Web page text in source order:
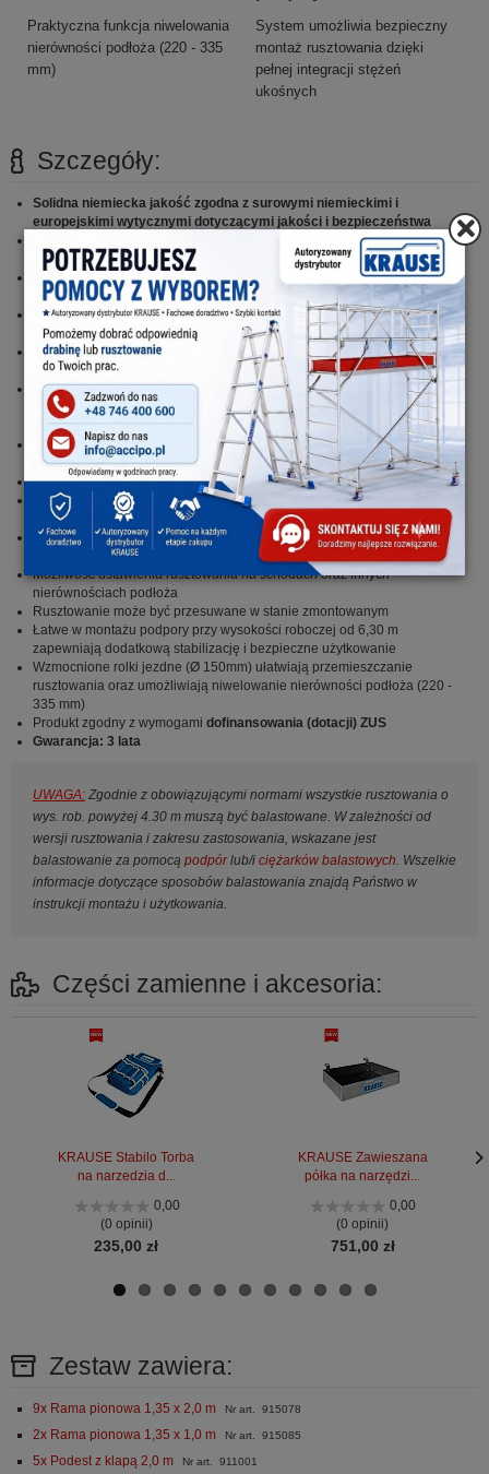
Praktyczna funkcja niwelowania
nierówności podłoża (220 - 335
mm)
System umożliwia bezpieczny
montaż rusztowania dzięki
pełnej integracji stężeń
ukośnych
Szczegóły:
Solidna niemiecka jakość zgodna z surowymi niemieckimi i
europejskimi wytycznymi dotyczącymi jakości i bezpieczeństwa
Atestowane przez TÜV / GS, nośność 200 kg/m2, zgodne z normą PN
EN 1004-1
Maksymalny zasięg roboczy wykonywanych prac 14,30 m (na zewnątrz
maks. 10 m – zgodnie z PN EN 1004-1)
Powierzchnia robocza podestu: dług. x szer. 200 x 120 cm, Nośność:
480,0 kg
Opatentowany system zabezpieczeń i lekka konstrukcja gwarantują
szybki montaż i demontaż bez użycia narzędzi
Innowacyjny system poręczy
„GuardMatic System“to prosty i
bezpieczny montaż rusztowania dzięki pełnej integracji ze stężeniami
ukośnymi
Pomost pokryty sitodrukową i odporną na warunki atmosferyczne
antypoślizgową warstwą żywicy fenolowej
Odległości między pomostami nie przekracza 2 m
Prosta i szybka zmiana wysokości pomostów (co 25cm) bez
konieczności demontażu
Wchodzenie od wewnętrznej strony rusztowania jest bezpieczne dzięki
antypoślizgowym, profilowanym szczeblom
Możliwość ustawienia rusztowania na schodach oraz innych
nierównościach podłoża
Rusztowanie może być przesuwane w stanie zmontowanym
Łatwe w montażu podpory przy wysokości roboczej od 6,30 m
zapewniają dodatkową stabilizację i bezpieczne użytkowanie
Wzmocnione rolki jezdne (Ø 150mm) ułatwiają przemieszczanie
rusztowania oraz umożliwiają niwelowanie nierówności podłoża (220 -
335 mm)
Produkt zgodny z wymogami dofinansowania (dotacji) ZUS
Gwarancja: 3 lata
UWAGA: Zgodnie z obowiązującymi normami wszystkie rusztowania o
wys. rob. powyżej 4.30 m muszą być balastowane. W zależności od
wersji rusztowania i zakresu zastosowania, wskazane jest
balastowanie za pomocą podpórlub/i ciężarków balastowych. Wszelkie
informacje dotyczące sposobów balastowania znajdą Państwo w
instrukcji montażu i użytkowania.
Części zamienne i akcesoria:
KRAUSE Stabilo Torba
na narzedzia d...
0,00
(0 opinii)
235,00 zł
KRAUSE Zawieszana
półka na narzędzi...
0,00
(0 opinii)
751,00 zł
Zestaw zawiera:
9x Rama pionowa 1,35 x 2,0 m Nr art. 915078
2x Rama pionowa 1,35 x 1,0 m Nr art. 915085
5x Podest z klapą 2,0 m Nr art. 911001